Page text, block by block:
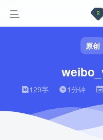
原创
129字 1分钟